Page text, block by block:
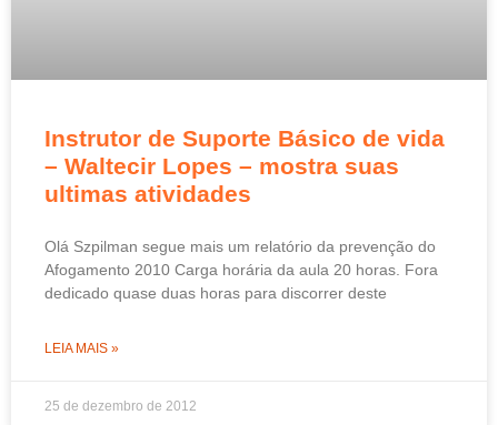
Instrutor de Suporte Básico de vida
– Waltecir Lopes – mostra suas
ultimas atividades
Olá Szpilman segue mais um relatório da prevenção do
Afogamento 2010 Carga horária da aula 20 horas. Fora
dedicado quase duas horas para discorrer deste
LEIA MAIS »
25 de dezembro de 2012